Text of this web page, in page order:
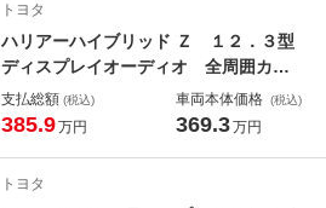
インチアルミ
トヨタ
ハリアーハイブリッド Ｚ １２．３型
ディスプレイオーディオ 全周囲カメ
ラ ＪＢＬサウンド セーフティセン
ス レーダークルーズ 禁煙車 電動
マートキー
支払総額 (税込)
385.9万円
車両本体価格 (税込)
369.3万円
トヨタ